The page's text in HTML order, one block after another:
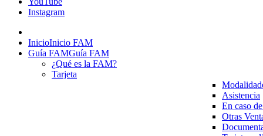
Instagram
InicioInicio FAM
Guía FAMGuía FAM
¿Qué es la FAM?
Tarjeta
Asistencia
En caso
Otras